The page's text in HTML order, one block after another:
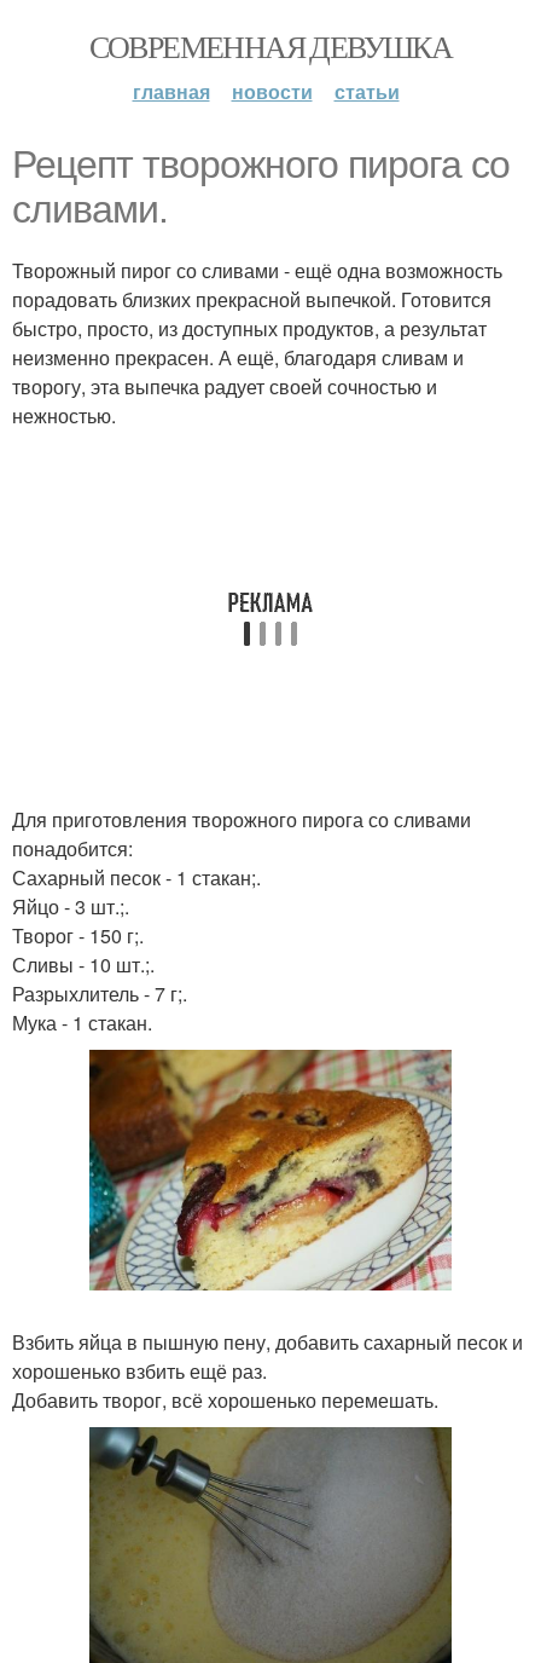
СОВРЕМЕННАЯ ДЕВУШКА
главная новости статьи
Рецепт творожного пирога со
сливами.
Творожный пирог со сливами - ещё одна возможность
порадовать близких прекрасной выпечкой. Готовится
быстро, просто, из доступных продуктов, а результат
неизменно прекрасен. А ещё, благодаря сливам и
творогу, эта выпечка радует своей сочностью и
нежностью.
Для приготовления творожного пирога со сливами
понадобится:
Сахарный песок - 1 стакан;.
Яйцо - 3 шт.;.
Творог - 150 г;.
Сливы - 10 шт.;.
Разрыхлитель - 7 г;.
Мука - 1 стакан.
Взбить яйца в пышную пену, добавить сахарный песок и
хорошенько взбить ещё раз.
Добавить творог, всё хорошенько перемешать.